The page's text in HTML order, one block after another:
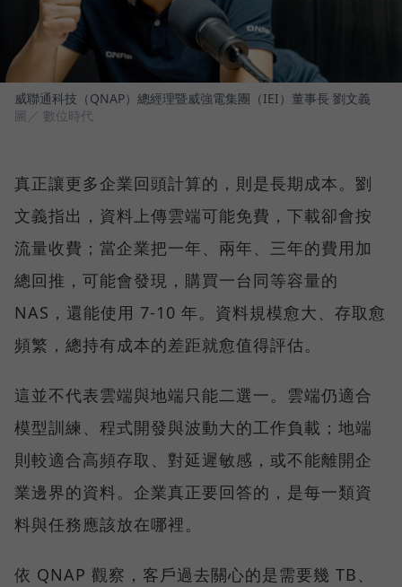
威聯通科技（QNAP）總經理暨威強電集團（IEI）董事長 劉文義
圖／ 數位時代
真正讓更多企業回頭計算的，則是長期成本。劉
文義指出，資料上傳雲端可能免費，下載卻會按
流量收費；當企業把一年、兩年、三年的費用加
總回推，可能會發現，購買一台同等容量的
NAS，還能使用 7-10 年。資料規模愈大、存取愈
頻繁，總持有成本的差距就愈值得評估。
這並不代表雲端與地端只能二選一。雲端仍適合
模型訓練、程式開發與波動大的工作負載；地端
則較適合高頻存取、對延遲敏感，或不能離開企
業邊界的資料。企業真正要回答的，是每一類資
料與任務應該放在哪裡。
依 QNAP 觀察，客戶過去關心的是需要幾 TB、